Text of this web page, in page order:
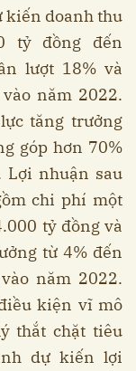
kiến doanh thu
tỷ đồng đến
lượt 18% và
năm 2022.
tăng trưởng
góp hơn 70%
Lợi nhuận sau
chi phí một
tỷ đồng và
từ 4% đến
năm 2022.
kiện vĩ mô
thắt chặt tiêu
dự kiến lợi